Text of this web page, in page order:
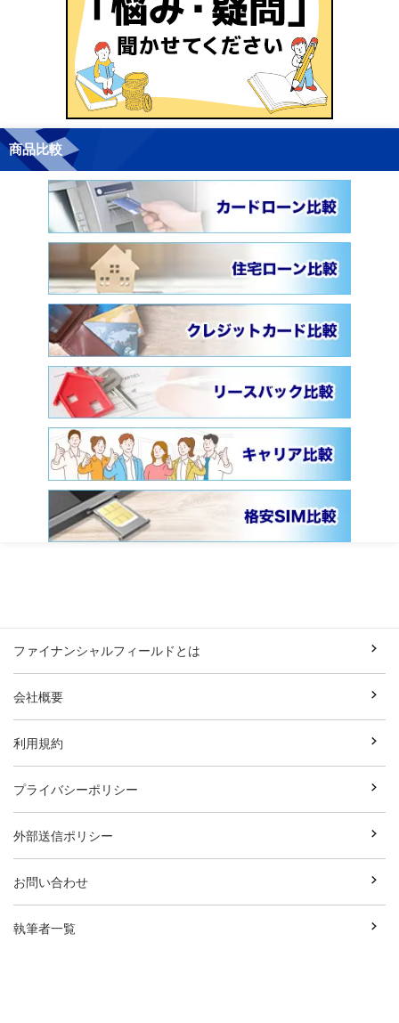
商品比較
ファイナンシャルフィールドとは
会社概要
利用規約
プライバシーポリシー
外部送信ポリシー
お問い合わせ
執筆者一覧